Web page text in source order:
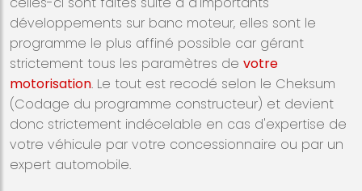
développements sur banc moteur, elles sont le
programme le plus affiné possible car gérant
strictement tous les paramètres de votre
motorisation. Le tout est recodé selon le Cheksum
(Codage du programme constructeur) et devient
donc strictement indécelable en cas d'expertise de
votre véhicule par votre concessionnaire ou par un
expert automobile.